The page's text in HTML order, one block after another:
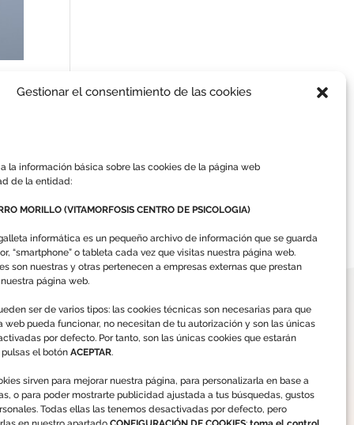
Gestionar el consentimiento de las cookies
la información básica sobre las cookies de la página web
de la entidad:
MORILLO (VITAMORFOSIS CENTRO DE PSICOLOGIA)
informática es un pequeño archivo de información que se guarda
“smartphone” o tableta cada vez que visitas nuestra página web.
son nuestras y otras pertenecen a empresas externas que prestan
página web.
ser de varios tipos: las cookies técnicas son necesarias para que
web pueda funcionar, no necesitan de tu autorización y son las únicas
por defecto. Por tanto, son las únicas cookies que estarán
el botón ACEPTAR.
sirven para mejorar nuestra página, para personalizarla en base a
o para poder mostrarte publicidad ajustada a tus búsquedas, gustos
Todas ellas las tenemos desactivadas por defecto, pero
Número de Registro Sanitario
4508077 / 4515815